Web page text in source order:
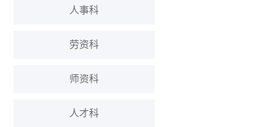
人事科
劳资科
师资科
人才科